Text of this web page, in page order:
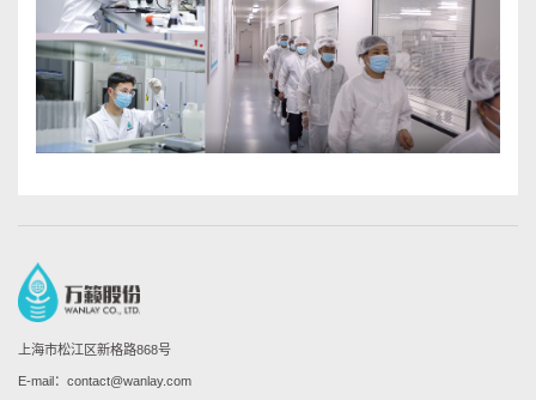
上海市松江区新格路868号
E-mail：contact@wanlay.com